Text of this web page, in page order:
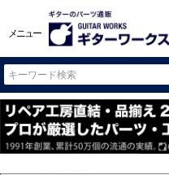
メニュー